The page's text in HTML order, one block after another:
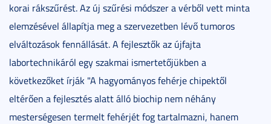
korai rákszűrést. Az új szűrési módszer a vérből vett minta
elemzésével állapítja meg a szervezetben lévő tumoros
elváltozások fennállását. A fejlesztők az újfajta
labortechnikáról egy szakmai ismertetőjükben a
következőket írják "A hagyományos fehérje chipektől
eltérően a fejlesztés alatt álló biochip nem néhány
mesterségesen termelt fehérjét fog tartalmazni, hanem